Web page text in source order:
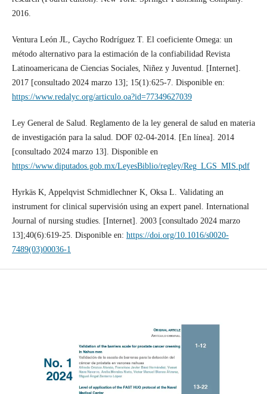
2016.
Ventura León JL, Caycho Rodríguez T. El coeficiente Omega: un
método alternativo para la estimación de la confiabilidad Revista
Latinoamericana de Ciencias Sociales, Niñez y Juventud. [Internet].
2017 [consultado 2024 marzo 13]; 15(1):625-7. Disponible en:
https://www.redalyc.org/articulo.oa?id=77349627039
Ley General de Salud. Reglamento de la ley general de salud en materia
de investigación para la salud. DOF 02-04-2014. [En línea]. 2014
[consultado 2024 marzo 13]. Disponible en
https://www.diputados.gob.mx/LeyesBiblio/regley/Reg_LGS_MIS.pdf
Hyrkäs K, Appelqvist Schmidlechner K, Oksa L. Validating an
instrument for clinical supervisión using an expert panel. International
Journal of nursing studies. [Internet]. 2003 [consultado 2024 marzo
13];40(6):619-25. Disponible en: https://doi.org/10.1016/s0020-
7489(03)00036-1